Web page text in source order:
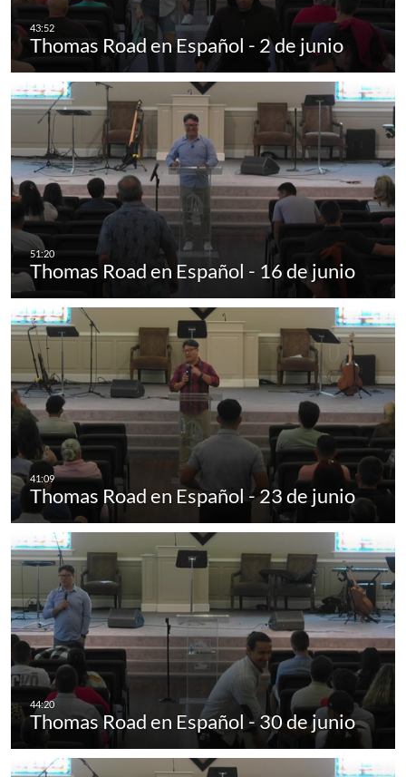
Thomas Road en Español - 2 de junio
Thomas Road en Español - 16 de junio
Thomas Road en Español - 23 de junio
Thomas Road en Español - 30 de junio